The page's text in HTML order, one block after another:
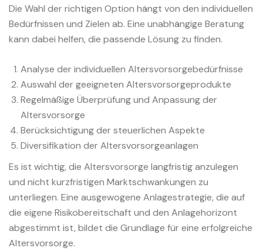
Die Wahl der richtigen Option hängt von den individuellen
Bedürfnissen und Zielen ab. Eine unabhängige Beratung
kann dabei helfen, die passende Lösung zu finden.
Analyse der individuellen Altersvorsorgebedürfnisse
Auswahl der geeigneten Altersvorsorgeprodukte
Regelmäßige Überprüfung und Anpassung der
Altersvorsorge
Berücksichtigung der steuerlichen Aspekte
Diversifikation der Altersvorsorgeanlagen
Es ist wichtig, die Altersvorsorge langfristig anzulegen
und nicht kurzfristigen Marktschwankungen zu
unterliegen. Eine ausgewogene Anlagestrategie, die auf
die eigene Risikobereitschaft und den Anlagehorizont
abgestimmt ist, bildet die Grundlage für eine erfolgreiche
Altersvorsorge.